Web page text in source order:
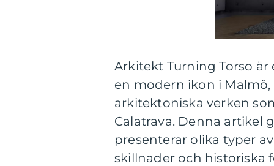
Arkitekt Turning Torso
en modern ikon i
arkitektoniska verken
Calatrava. Denna artikel
presenterar olika typer
skillnader och historiska